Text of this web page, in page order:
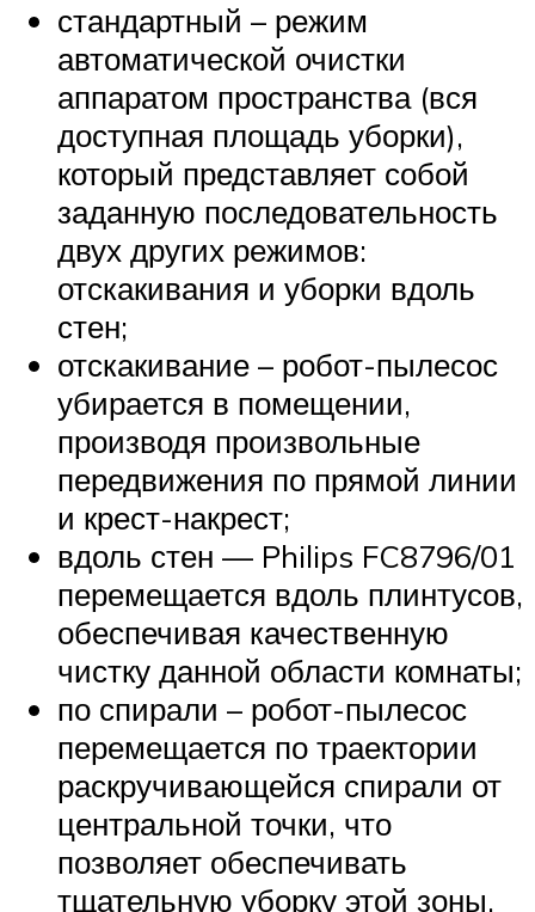
стандартный – режим
автоматической очистки
аппаратом пространства (вся
доступная площадь уборки),
который представляет собой
заданную последовательность
двух других режимов:
отскакивания и уборки вдоль
стен;
отскакивание – робот-пылесос
убирается в помещении,
производя произвольные
передвижения по прямой линии
и крест-накрест;
вдоль стен — Philips FC8796/01
перемещается вдоль плинтусов,
обеспечивая качественную
чистку данной области комнаты;
по спирали – робот-пылесос
перемещается по траектории
раскручивающейся спирали от
центральной точки, что
позволяет обеспечивать
тщательную уборку этой зоны.